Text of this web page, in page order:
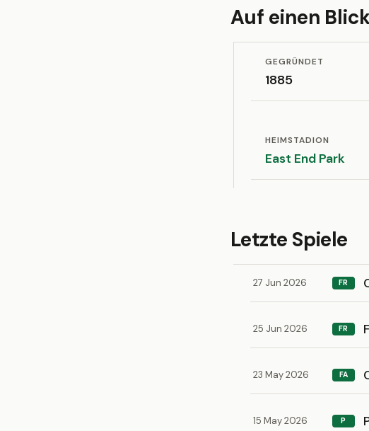
Auf einen
GEGRÜNDET
1885
HEIMSTADION
East End Park
Letzte Spiele
27 Jun 2026 FR
25 Jun 2026 FR
23 May 2026 FA
15 May 2026 P